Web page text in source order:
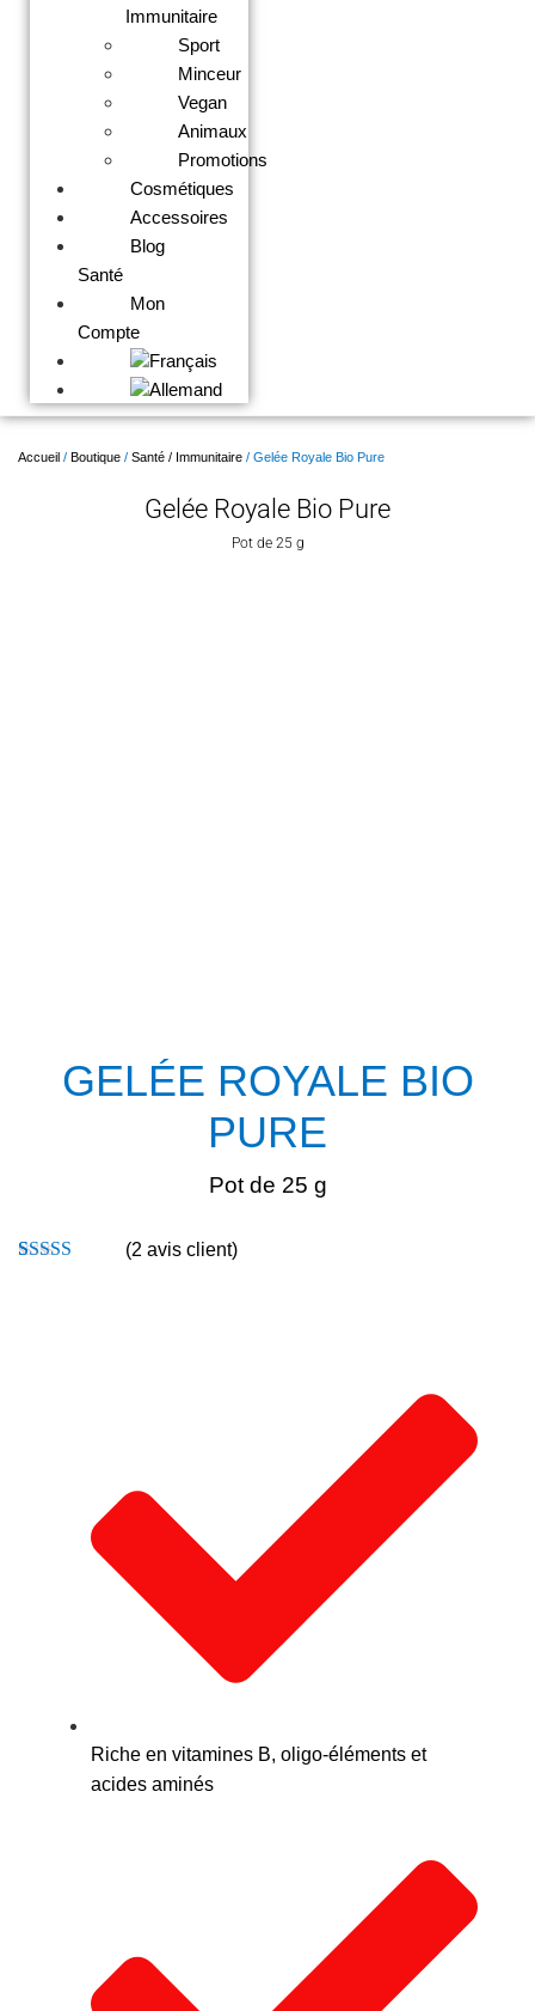
Immunitaire
Sport
Minceur
Vegan
Animaux
Promotions
Cosmétiques
Accessoires
Blog
Santé
Mon
Compte
Accueil / Boutique / Santé / Immunitaire / Gelée Royale Bio Pure
Gelée Royale Bio Pure
Pot de 25 g
GELÉE ROYALE BIO
PURE
Pot de 25 g
(2 avis client)
Riche en vitamines B, oligo-éléments et
acides aminés